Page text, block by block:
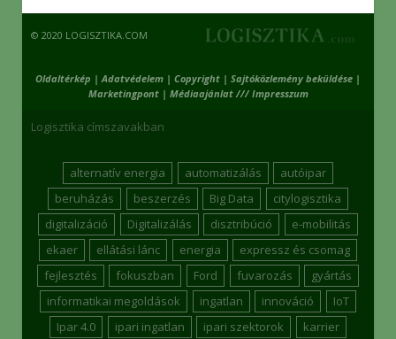
© 2020 LOGISZTIKA.COM
Oldaltérkép | Adatvédelem | Copyright | Sajtóközlemény beküldése |
Marketingpont| Médiaajánlat /// Impresszum
Logisztika címszavakban
alternatív energia automatizálás
autóipar
beruházás
beszerzés Big Data
citylogisztika
digitalizáció
Digitalizálás disztribúció
e-mobilitás
ekaer
ellátási lánc energia
expressz és csomag
fejlesztés
fokuszban Ford fuvarozás
gyártás
informatikai megoldások
ingatlan innováció
IoT
Ipar 4.0
ipari ingatlan ipari szektorok
karrier